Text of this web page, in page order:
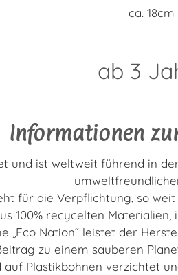
ca. 18cm
ab 3
Informationen
und ist weltweit führend in
für die Verpflichtung, so
100% recycelten
„Eco Nation“ leistet der
zu einem sauberen
auf Plastikbohnen verzichtet